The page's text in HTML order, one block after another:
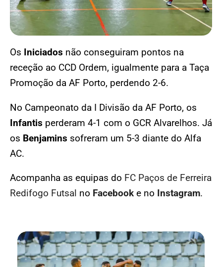
Os Iniciados não conseguiram pontos na
receção ao CCD Ordem, igualmente para a Taça
Promoção da AF Porto, perdendo 2-6.
No Campeonato da I Divisão da AF Porto, os
Infantis perderam 4-1 com o GCR Alvarelhos. Já
os Benjamins sofreram um 5-3 diante do Alfa
AC.
Acompanha as equipas do FC Paços de Ferreira
Redifogo Futsal no Facebook e no Instagram.